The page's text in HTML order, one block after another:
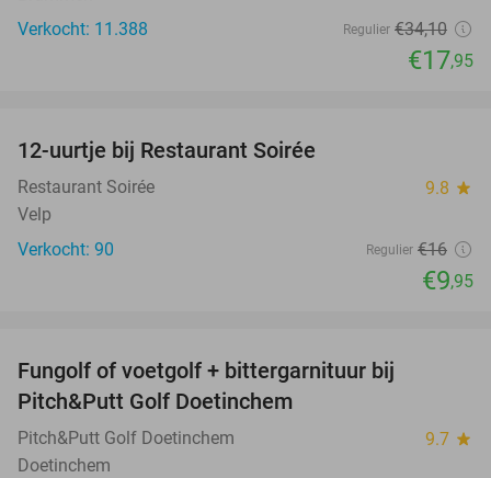
Verkocht: 11.388
Regulier €34,10
€17,95
12-uurtje bij Restaurant Soirée
Restaurant Soirée 9.8 star
Velp
Verkocht: 90
Regulier €16
€9,95
Fungolf of voetgolf + bittergarnituur bij
Pitch&Putt Golf Doetinchem
Pitch&Putt Golf Doetinchem 9.7 star
Doetinchem